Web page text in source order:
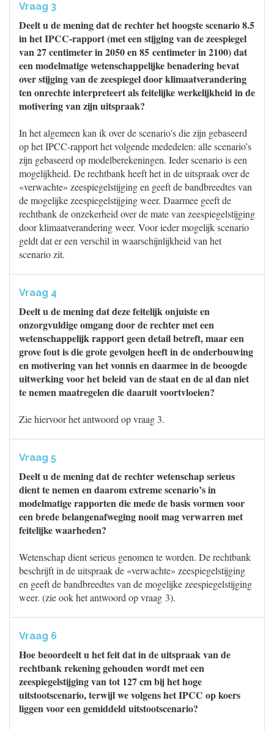
Vraag 3
Deelt u de mening dat de rechter het hoogste scenario 8.5
in het IPCC-rapport (met een stijging van de zeespiegel
van 27 centimeter in 2050 en 85 centimeter in 2100) dat
een modelmatige wetenschappelijke benadering bevat
over stijging van de zeespiegel door klimaatverandering
ten onrechte interpreteert als feitelijke werkelijkheid in de
motivering van zijn uitspraak?
In het algemeen kan ik over de scenario's die zijn gebaseerd
op het IPCC-rapport het volgende mededelen: alle scenario’s
zijn gebaseerd op modelberekeningen. Ieder scenario is een
mogelijkheid. De rechtbank heeft het in de uitspraak over de
«verwachte» zeespiegelstijging en geeft de bandbreedtes van
de mogelijke zeespiegelstijging weer. Daarmee geeft de
rechtbank de onzekerheid over de mate van zeespiegelstijging
door klimaatverandering weer. Voor ieder mogelijk scenario
geldt dat er een verschil in waarschijnlijkheid van het
scenario zit.
Vraag 4
Deelt u de mening dat deze feitelijk onjuiste en
onzorgvuldige omgang door de rechter met een
wetenschappelijk rapport geen detail betreft, maar een
grove fout is die grote gevolgen heeft in de onderbouwing
en motivering van het vonnis en daarmee in de beoogde
uitwerking voor het beleid van de staat en de al dan niet
te nemen maatregelen die daaruit voortvloeien?
Zie hiervoor het antwoord op vraag 3.
Vraag 5
Deelt u de mening dat de rechter wetenschap serieus
dient te nemen en daarom extreme scenario’s in
modelmatige rapporten die mede de basis vormen voor
een brede belangenafweging nooit mag verwarren met
feitelijke waarheden?
Wetenschap dient serieus genomen te worden. De rechtbank
beschrijft in de uitspraak de «verwachte» zeespiegelstijging
en geeft de bandbreedtes van de mogelijke zeespiegelstijging
weer. (zie ook het antwoord op vraag 3).
Vraag 6
Hoe beoordeelt u het feit dat in de uitspraak van de
rechtbank rekening gehouden wordt met een
zeespiegelstijging van tot 127 cm bij het hoge
uitstootscenario, terwijl we volgens het IPCC op koers
liggen voor een gemiddeld uitstootscenario?